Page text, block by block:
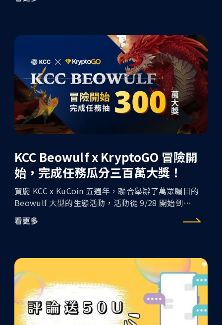
行分享。 參與此論壇可了解全球金融監管現況、第一
流追蹤等分享，國際道瓊、公認反洗錢師協會
（ACAMS）也將現身與會，交流科技監理意見。
KCC Beowulf x KryptoGO 冒險開
始，完成任務瓜分三百萬大獎！
賀慶 KCC x KuCoin 五週年，聯合舉辦了萬眾矚目的
Beowulf 大型的生態活動，活動從 9/28 開始到
11/13，在低迷的熊市中點燃了充滿嘹亮的燈火，也將
這股熱情點進了每一位遊戲玩家！
看更多